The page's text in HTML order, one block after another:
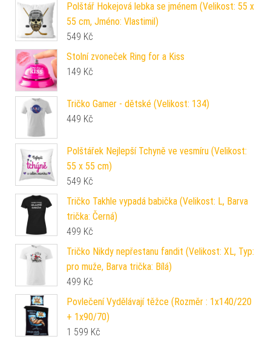
Polštář Hokejová lebka se jménem (Velikost: 55 x
55 cm, Jméno: Vlastimil)
549 Kč
Stolní zvoneček Ring for a Kiss
149 Kč
Tričko Gamer - dětské (Velikost: 134)
449 Kč
Polštářek Nejlepší Tchyně ve vesmíru (Velikost:
55 x 55 cm)
549 Kč
Tričko Takhle vypadá babička (Velikost: L, Barva
trička: Černá)
499 Kč
Tričko Nikdy nepřestanu fandit (Velikost: XL, Typ:
pro muže, Barva trička: Bílá)
499 Kč
Povlečení Vydělávají těžce (Rozměr : 1x140/220
+ 1x90/70)
1 599 Kč